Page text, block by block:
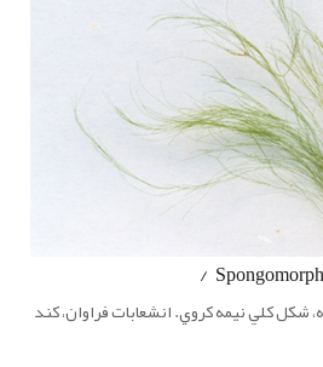
شكل كلي نيمه كروي. انشعابات فراوان، كند